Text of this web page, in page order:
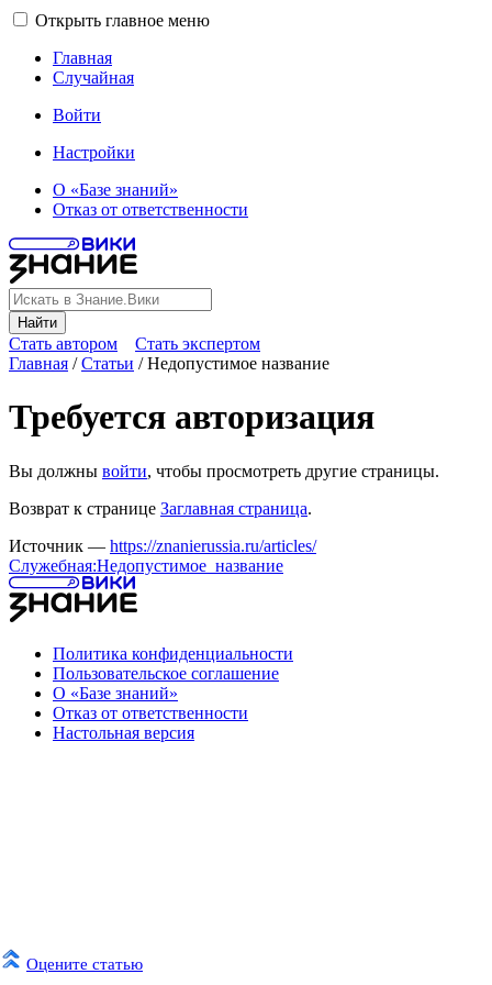
Открыть главное меню
Главная
Случайная
Войти
Настройки
О «Базе знаний»
Отказ от ответственности
Найти
Стать автором Стать экспертом
Оцените статью
Главная /Статьи /Недопустимое название
Требуется авторизация
Вы должны войти, чтобы просмотреть другие страницы.
Возврат к странице Заглавная страница.
Источник — https://znanierussia.ru/articles/
Служебная:Недопустимое_название
Политика конфиденциальности
Пользовательское соглашение
О «Базе знаний»
Отказ от ответственности
Настольная версия